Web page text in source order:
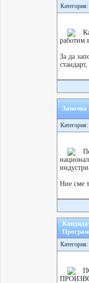
Категория:
работим
За да
Започва
Категория:
Ние сме
Категория: